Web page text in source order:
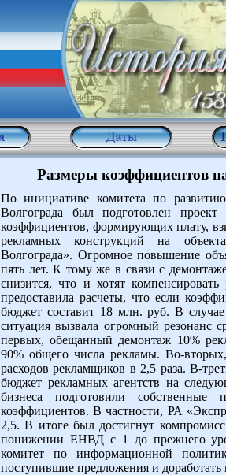
Размеры коэффициентов
По инициативе комитета по
Волгограда был подготовлен
коэффициентов, формирующих плату,
рекламных конструкций на
Волгограда». Огромное повышение
пять лет. К тому же в связи с
снизится, что и хотят
предоставила расчеты, что если
бюджет составит 18 млн. руб. В
ситуация вызвала огромный резонанс
первых, обещанный демонтаж 10%
90% общего числа рекламы. Во-
расходов рекламщиков в 2,5 раза. В-
бюджет рекламных агентств на
бизнеса подготовили собственные
коэффициентов. В частности, РА
2,5. В итоге был достигнут
понижении ЕНВД с 1 до прежнего
комитет по информационной
поступившие предложения и доработать